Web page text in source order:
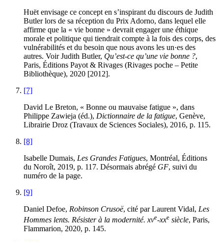
Huët envisage ce concept en s’inspirant du discours de Judith
Butler lors de sa réception du Prix Adorno, dans lequel elle
affirme que la « vie bonne » devrait engager une éthique
morale et politique qui tiendrait compte à la fois des corps, des
vulnérabilités et du besoin que nous avons les un·es des
autres. Voir Judith Butler, Qu’est-ce qu’une vie bonne ?,
Paris, Éditions Payot & Rivages (Rivages poche – Petite
Bibliothèque), 2020 [2012].
[7]
David Le Breton, « Bonne ou mauvaise fatigue », dans
Philippe Zawieja (éd.), Dictionnaire de la fatigue, Genève,
Librairie Droz (Travaux de Sciences Sociales), 2016, p. 115.
[8]
Isabelle Dumais, Les Grandes Fatigues, Montréal, Éditions
du Noroît, 2019, p. 117. Désormais abrégé GF, suivi du
numéro de la page.
[9]
Daniel Defoe, Robinson Crusoë, cité par Laurent Vidal, Les
Hommes lents. Résister à la modernité. xve-xxe siècle, Paris,
Flammarion, 2020, p. 145.